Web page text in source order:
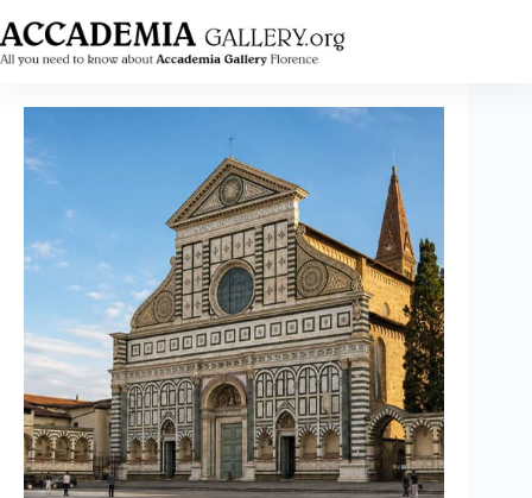
al
contenido